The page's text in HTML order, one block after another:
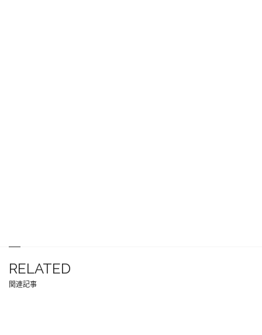
RELATED
関連記事